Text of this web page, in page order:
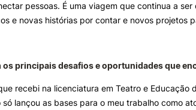
pessoas. É uma viagem que continua a
e novas histórias por contar e novos projetos
os principais desafios e oportunidades que
recebi na licenciatura em Teatro e Educação
só lançou as bases para o meu trabalho como